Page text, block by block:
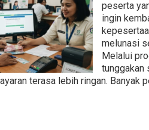
BPJS
Kesehatan
Melalui
BRI
BCA
Mandiri
dan
BNI
peserta
ingin
melunasi
Melalui
tunggakan
terasa lebih ringan. Banyak